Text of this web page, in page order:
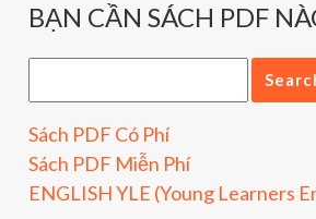
BẠN CẦN SÁCH PDF
Sách PDF Có Phí
Sách PDF Miễn Phí
ENGLISH YLE (Young Learners